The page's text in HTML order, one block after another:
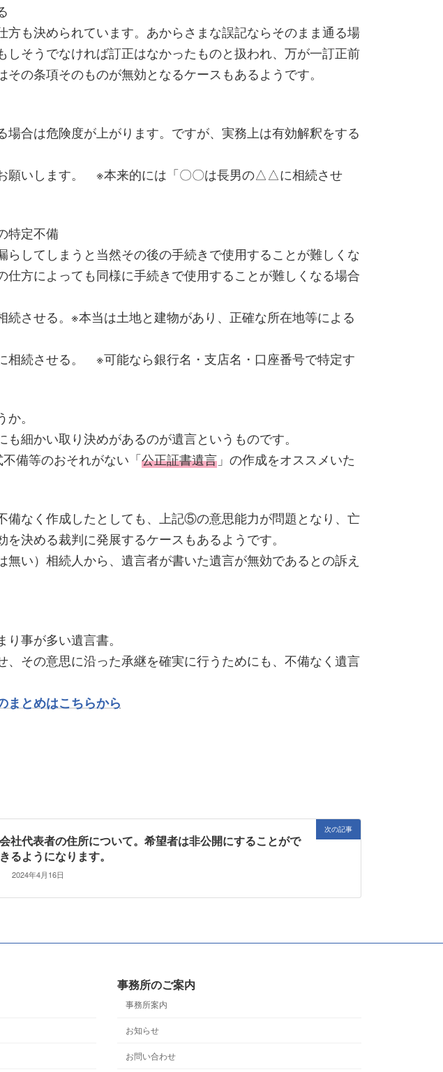
も決められています。あからさまな誤記ならそのまま通る場
しそうでなければ訂正はなかったものと扱われ、万が一訂正前
の条項そのものが無効となるケースもあるようです。
合は危険度が上がります。ですが、実務上は有効解釈をする
いします。 ※本来的には「〇〇は長男の△△に相続させ
特定不備
してしまうと当然その後の手続きで使用することが難しくな
仕方によっても同様に手続きで使用することが難しくなる場合
させる。※本当は土地と建物があり、正確な所在地等による
続させる。 ※可能なら銀行名・支店名・口座番号で特定す
。
細かい取り決めがあるのが遺言というものです。
備等のおそれがない「公正証書遺言」の作成をオススメいた
備なく作成したとしても、上記⑤の意思能力が問題となり、亡
を決める裁判に発展するケースもあるようです。
無い）相続人から、遺言者が書いた遺言が無効であるとの訴え
事が多い遺言書。
、その意思に沿った承継を確実に行うためにも、不備なく遺言
とめはこちらから
次の記事
会社代表者の住所について。希望者は非公開にすることがで
きるようになります。
2024年4月16日
事務所のご案内
事務所案内
お知らせ
お問い合わせ